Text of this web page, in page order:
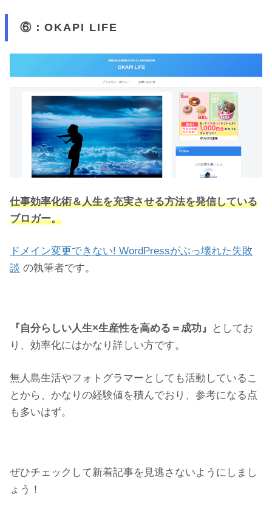
⑥：OKAPI LIFE
仕事効率化術＆人生を充実させる方法を発信している
ブロガー。
ドメイン変更できない! WordPressがぶっ壊れた失敗
談 の執筆者です。
『自分らしい人生×生産性を高める＝成功』
としてお
り、効率化にはかなり詳しい方です。
無人島生活やフォトグラマーとしても活動しているこ
とから、かなりの経験値を積んでおり、参考になる点
も多いはず。
ぜひチェックして新着記事を見逃さないようにしまし
ょう！